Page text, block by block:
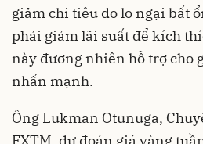
giảm chi tiêu do lo ngại bất
phải giảm lãi suất để kích
này đương nhiên hỗ trợ cho
nhấn mạnh.
Ông Lukman Otunuga,
FXTM, dự đoán giá vàng